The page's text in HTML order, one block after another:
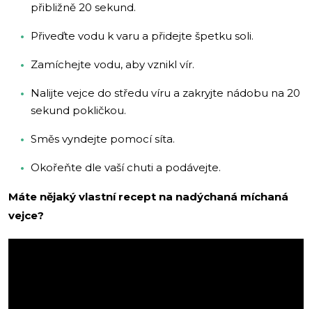
přibližně 20 sekund.
Přiveďte vodu k varu a přidejte špetku soli.
Zamíchejte vodu, aby vznikl vír.
Nalijte vejce do středu víru a zakryjte nádobu na 20
sekund pokličkou.
Směs vyndejte pomocí síta.
Okořeňte dle vaší chuti a podávejte.
Máte nějaký vlastní recept na nadýchaná míchaná
vejce?